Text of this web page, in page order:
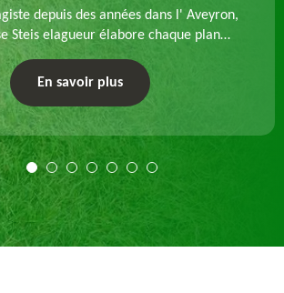
depuis des années dans l' Aveyron,
Steis elagueur élabore chaque plan
paysager et exécute les travaux
Devis gratuit et sur mesure.
En savoir plus